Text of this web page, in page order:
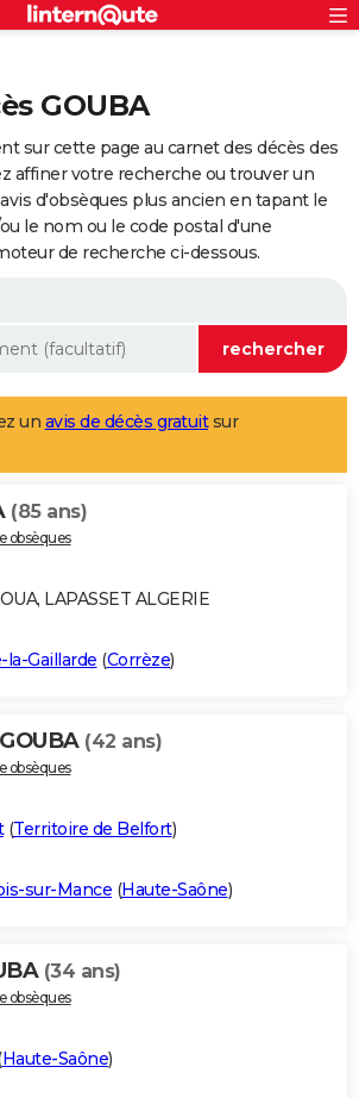
GOUBA
sur cette page au carnet des décès des
affiner votre recherche ou trouver un
d'obsèques plus ancien en tapant le
le nom ou le code postal d'une
de recherche ci-dessous.
un avis de décès gratuitsur
(85 ans)
obsèques
LAPASSET ALGERIE
la-Gaillarde (Corrèze)
(42 ans)
obsèques
(Territoire de Belfort)
sur-Mance (Haute-Saône)
(34 ans)
obsèques
Haute-Saône)